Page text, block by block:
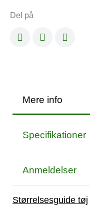
Del på
Mere info
Specifikationer
Anmeldelser
Størrelsesguide tøj